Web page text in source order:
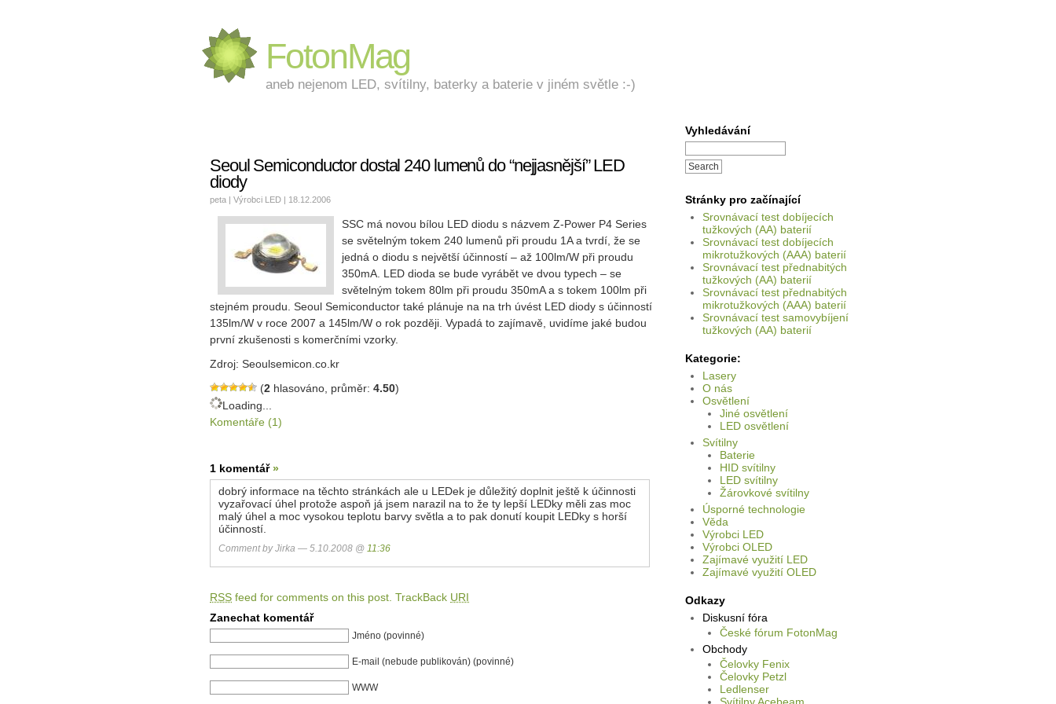
FotonMag
aneb nejenom LED, svítilny, baterky a baterie v jiném světle :-)
Vyhledávání
Stránky pro začínající
Srovnávací test dobíjecích
tužkových (AA) baterií
Srovnávací test dobíjecích
mikrotužkových (AAA) baterií
Srovnávací test přednabitých
tužkových (AA) baterií
Srovnávací test přednabitých
mikrotužkových (AAA) baterií
Srovnávací test samovybíjení
tužkových (AA) baterií
Kategorie:
Lasery
O nás
Osvětlení
Jiné osvětlení
LED osvětlení
Svítilny
Baterie
HID svítilny
LED svítilny
Žárovkové svítilny
Úsporné technologie
Věda
Výrobci LED
Výrobci OLED
Zajímavé využití LED
Zajímavé využití OLED
Odkazy
Diskusní fóra
České fórum FotonMag
Obchody
Čelovky Fenix
Čelovky Petzl
Ledlenser
Seoul Semiconductor dostal 240 lumenů do “nejjasnější” LED
diody
peta | Výrobci LED | 18.12.2006
SSC má novou bílou LED diodu s názvem Z-Power P4 Series
se světelným tokem 240 lumenů při proudu 1A a tvrdí, že se
jedná o diodu s největší účinností – až 100lm/W při proudu
350mA. LED dioda se bude vyrábět ve dvou typech – se
světelným tokem 80lm při proudu 350mA a s tokem 100lm při
stejném proudu. Seoul Semiconductor také plánuje na na trh úvést LED diody s účinností
135lm/W v roce 2007 a 145lm/W o rok později. Vypadá to zajímavě, uvidíme jaké budou
první zkušenosti s komerčními vzorky.
Zdroj: Seoulsemicon.co.kr
(2 hlasováno, průměr: 4.50)
Loading...
Komentáře (1)
1 komentář»
dobrý informace na těchto stránkách ale u LEDek je důležitý doplnit ještě k účinnosti
vyzařovací úhel protože aspoň já jsem narazil na to že ty lepší LEDky měli zas moc
malý úhel a moc vysokou teplotu barvy světla a to pak donutí koupit LEDky s horší
účinností.
Comment by Jirka — 5.10.2008 @ 11:36
RSS feed for comments on this post. TrackBack URI
Zanechat komentář
Jméno (povinné)
E-mail (nebude publikován) (povinné)
WWW